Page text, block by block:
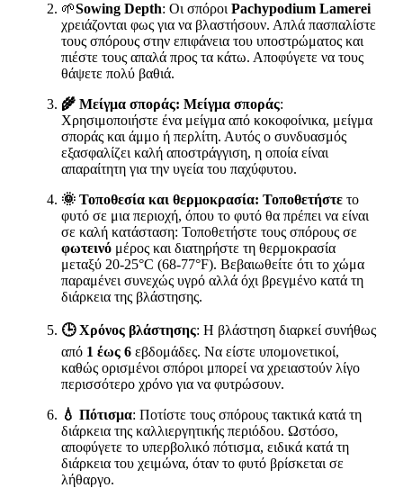
🌱Sowing Depth: Οι σπόροι Pachypodium Lamerei
χρειάζονται φως για να βλαστήσουν. Απλά πασπαλίστε
τους σπόρους στην επιφάνεια του υποστρώματος και
πιέστε τους απαλά προς τα κάτω. Αποφύγετε να τους
θάψετε πολύ βαθιά.
🌾 Μείγμα σποράς: Μείγμα σποράς:
Χρησιμοποιήστε ένα μείγμα από κοκοφοίνικα, μείγμα
σποράς και άμμο ή περλίτη. Αυτός ο συνδυασμός
εξασφαλίζει καλή αποστράγγιση, η οποία είναι
απαραίτητη για την υγεία του παχύφυτου.
🌞 Τοποθεσία και θερμοκρασία: Τοποθετήστε το
φυτό σε μια περιοχή, όπου το φυτό θα πρέπει να είναι
σε καλή κατάσταση: Τοποθετήστε τους σπόρους σε
φωτεινό μέρος και διατηρήστε τη θερμοκρασία
μεταξύ 20-25°C (68-77°F). Βεβαιωθείτε ότι το χώμα
παραμένει συνεχώς υγρό αλλά όχι βρεγμένο κατά τη
διάρκεια της βλάστησης.
🕒 Χρόνος βλάστησης: Η βλάστηση διαρκεί συνήθως
από 1 έως 6 εβδομάδες. Να είστε υπομονετικοί,
καθώς ορισμένοι σπόροι μπορεί να χρειαστούν λίγο
περισσότερο χρόνο για να φυτρώσουν.
💧 Πότισμα: Ποτίστε τους σπόρους τακτικά κατά τη
διάρκεια της καλλιεργητικής περιόδου. Ωστόσο,
αποφύγετε το υπερβολικό πότισμα, ειδικά κατά τη
διάρκεια του χειμώνα, όταν το φυτό βρίσκεται σε
λήθαργο.